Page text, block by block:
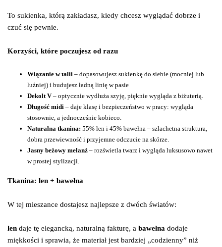
To sukienka, którą zakładasz, kiedy chcesz wyglądać dobrze i
czuć się pewnie.
Korzyści, które poczujesz od razu
Wiązanie w talii – dopasowujesz sukienkę do siebie (mocniej lub
luźniej) i budujesz ładną linię w pasie
Dekolt V– optycznie wydłuża szyję, pięknie wygląda z biżuterią.
Długość midi – daje klasę i bezpieczeństwo w pracy: wygląda
stosownie, a jednocześnie kobieco.
Naturalna tkanina: 55% len i 45% bawełna – szlachetna struktura,
dobra przewiewność i przyjemne odczucie na skórze.
Jasny beżowy melanż – rozświetla twarz i wygląda luksusowo nawet
w prostej stylizacji.
Tkanina: len + bawełna
W tej mieszance dostajesz najlepsze z dwóch światów:
len daje tę elegancką, naturalną fakturę, a bawełna dodaje
miękkości i sprawia, że materiał jest bardziej „codzienny” niż